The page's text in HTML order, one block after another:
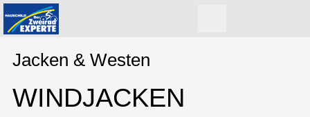
Jacken & Westen
WINDJACKEN